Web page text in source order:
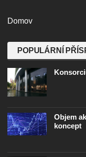
Domov
POPULÁRNÍ
Objem
koncept